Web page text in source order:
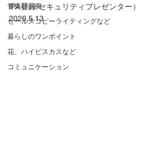
管楽器演奏
セールスコピーライティングなど
暮らしのワンポイント
花、ハイビスカスなど
コミュニケーション
IPA登録 セキュリティプレゼンター）
2026.5.13